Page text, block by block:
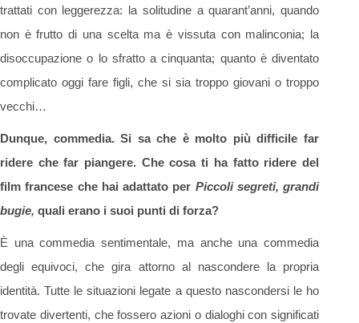
trattati con leggerezza: la solitudine a quarant’anni, quando
non è frutto di una scelta ma è vissuta con malinconia; la
disoccupazione o lo sfratto a cinquanta; quanto è diventato
complicato oggi fare figli, che si sia troppo giovani o troppo
vecchi…
Dunque, commedia. Si sa che è molto più difficile far
ridere che far piangere. Che cosa ti ha fatto ridere del
film francese che hai adattato per Piccoli segreti, grandi
bugie, quali erano i suoi punti di forza?
È una commedia sentimentale, ma anche una commedia
degli equivoci, che gira attorno al nascondere la propria
identità. Tutte le situazioni legate a questo nascondersi le ho
trovate divertenti, che fossero azioni o dialoghi con significati